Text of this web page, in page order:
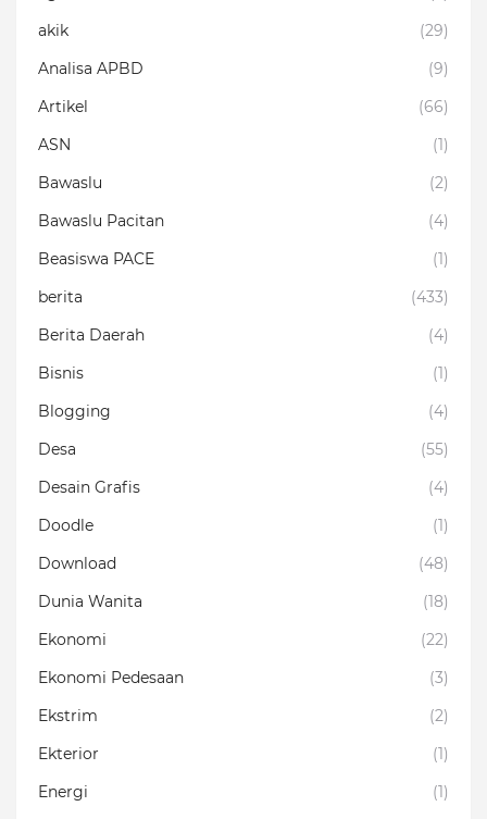
akik
(29)
Analisa APBD
(9)
Artikel
(66)
ASN
(1)
Bawaslu
(2)
Bawaslu Pacitan
(4)
Beasiswa PACE
(1)
berita
(433)
Berita Daerah
(4)
Bisnis
(1)
Blogging
(4)
Desa
(55)
Desain Grafis
(4)
Doodle
(1)
Download
(48)
Dunia Wanita
(18)
Ekonomi
(22)
Ekonomi Pedesaan
(3)
Ekstrim
(2)
Ekterior
(1)
Energi
(1)